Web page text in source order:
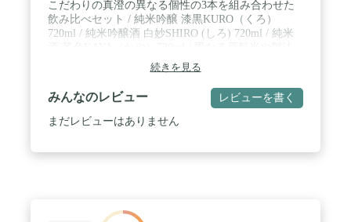
こだわりの真澄の異なる個性の3本を組み合わせた
飲み比べセット / 純米吟醸 漆黒KURO（くろ）
720ml / 純米吟醸酒 白妙SHIRO (しろ) 720ml / 純米
から生まれた多様な味わいを、日本の伝統色を名称
にして表現したフラッグシップ3本。 料理を引き立
てる名脇役です。
続きを見る
みんなのレビュー レビューを書く
まだレビューはありません